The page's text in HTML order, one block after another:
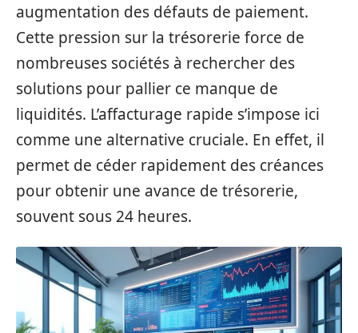
augmentation des défauts de paiement.
Cette pression sur la trésorerie force de
nombreuses sociétés à rechercher des
solutions pour pallier ce manque de
liquidités. L’affacturage rapide s’impose ici
comme une alternative cruciale. En effet, il
permet de céder rapidement des créances
pour obtenir une avance de trésorerie,
souvent sous 24 heures.